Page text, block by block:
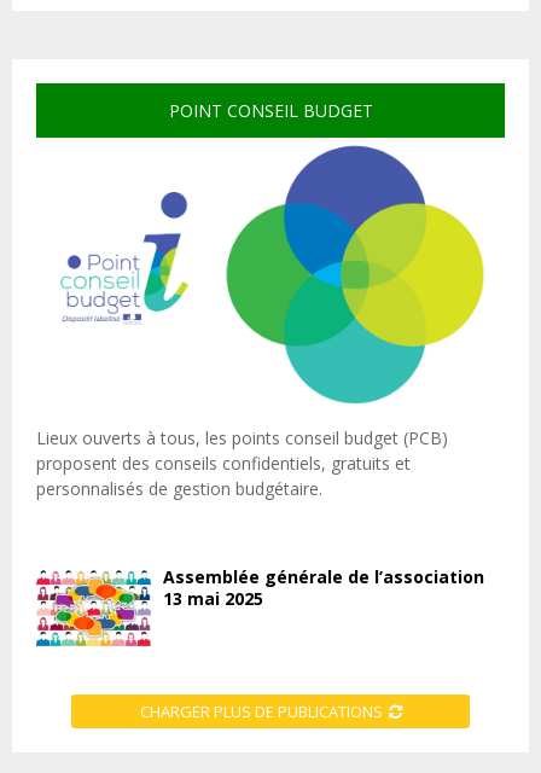
POINT CONSEIL BUDGET
Lieux ouverts à tous, les points conseil budget (PCB)
proposent des conseils confidentiels, gratuits et
personnalisés de gestion budgétaire.
Assemblée générale de l’association
13 mai 2025
CHARGER PLUS DE PUBLICATIONS